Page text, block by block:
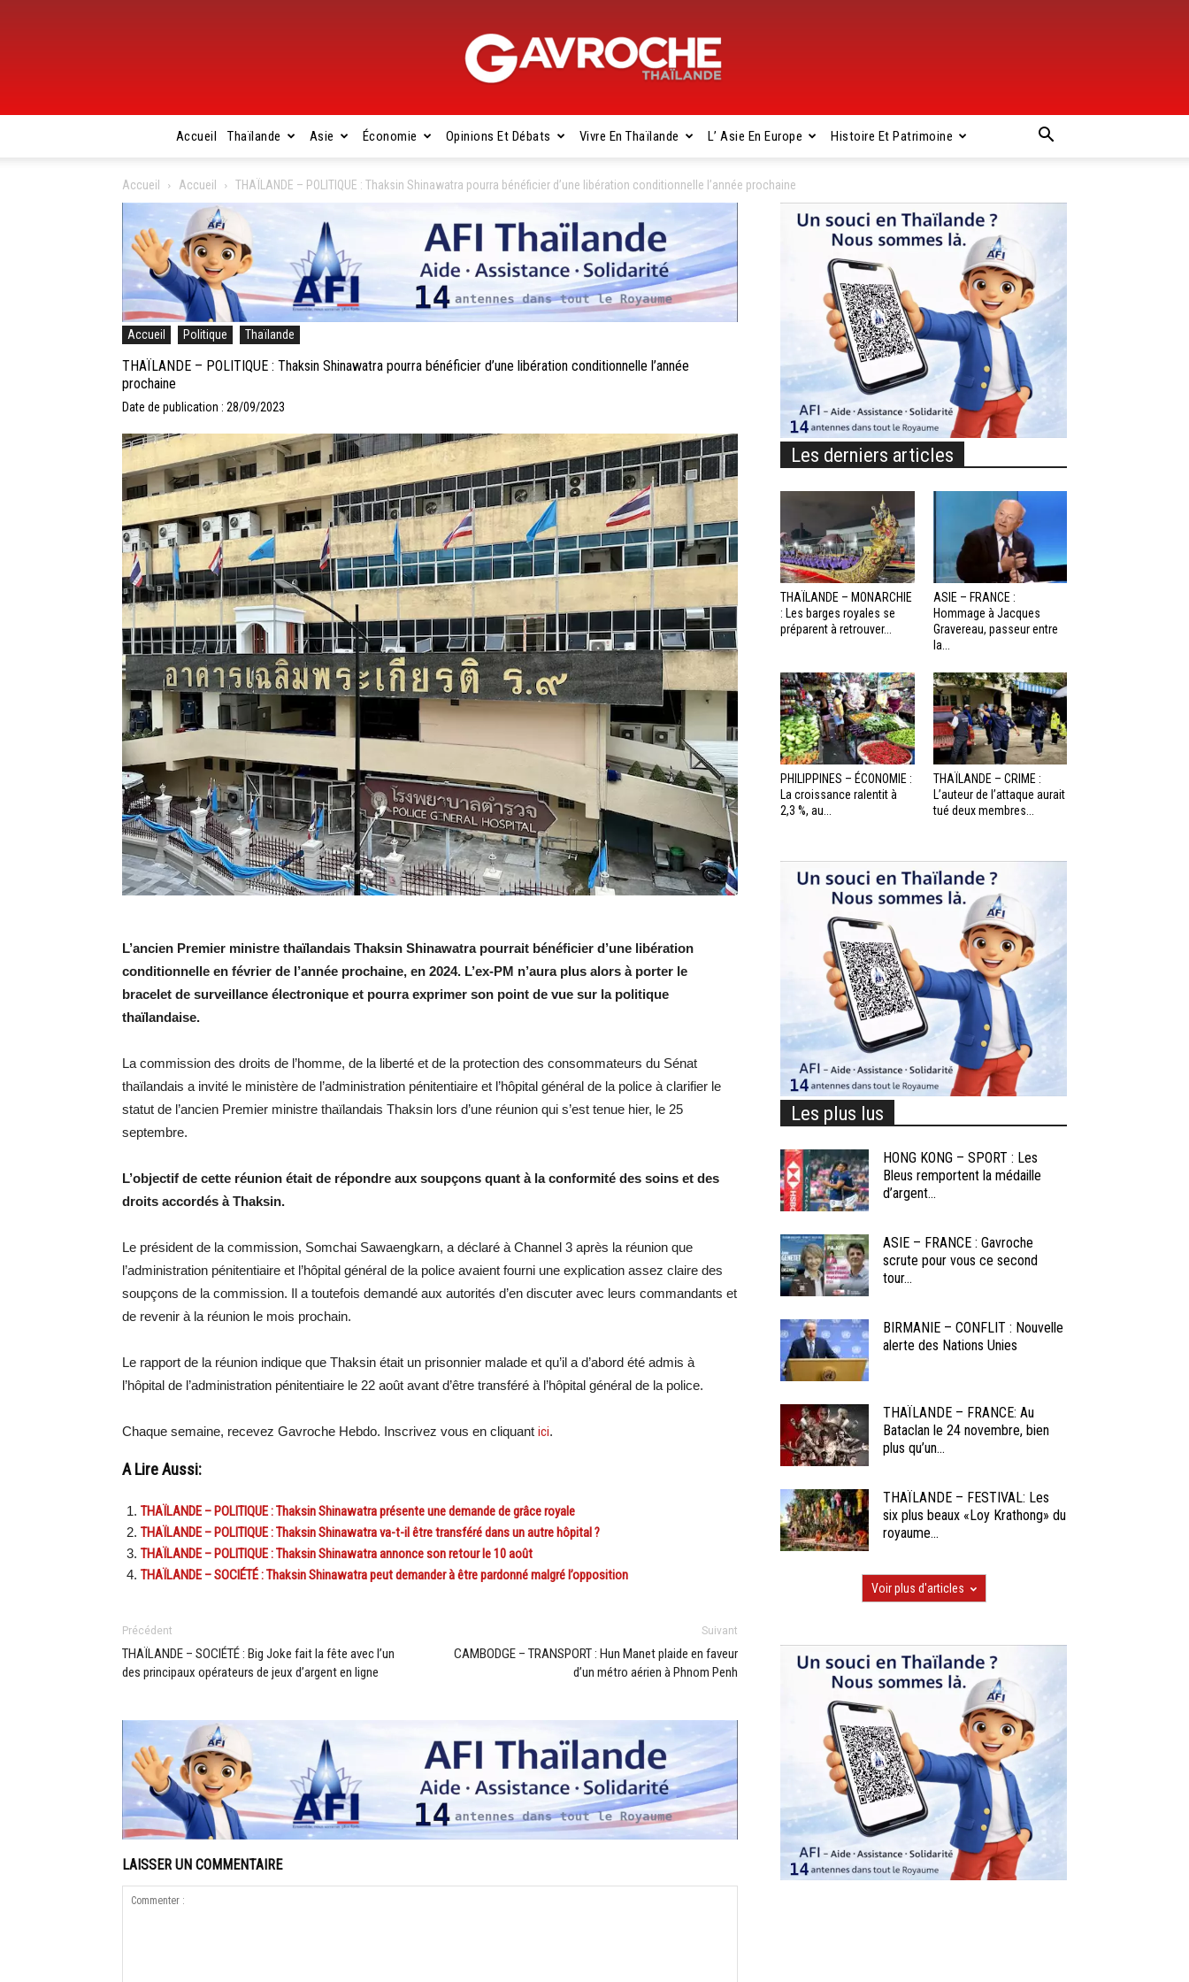
Gavroche
Thaïlande
Accueil Thaïlande Asie Économie Opinions Et Débats Vivre En Thaïlande L’ Asie En Europe Histoire Et Patrimoine
Accueil Accueil THAÏLANDE – POLITIQUE : Thaksin Shinawatra pourra bénéficier d’une libération conditionnelle l’année prochaine
Accueil Politique Thaïlande
THAÏLANDE – POLITIQUE : Thaksin Shinawatra pourra bénéficier d’une libération conditionnelle l’année
prochaine
Date de publication : 28/09/2023
L’ancien Premier ministre thaïlandais Thaksin Shinawatra pourrait bénéficier d’une libération
conditionnelle en février de l’année prochaine, en 2024. L’ex-PM n’aura plus alors à porter le
bracelet de surveillance électronique et pourra exprimer son point de vue sur la politique
thaïlandaise.
La commission des droits de l’homme, de la liberté et de la protection des consommateurs du Sénat
thaïlandais a invité le ministère de l’administration pénitentiaire et l’hôpital général de la police à clarifier le
statut de l’ancien Premier ministre thaïlandais Thaksin lors d’une réunion qui s’est tenue hier, le 25
septembre.
L’objectif de cette réunion était de répondre aux soupçons quant à la conformité des soins et des
droits accordés à Thaksin.
Le président de la commission, Somchai Sawaengkarn, a déclaré à Channel 3 après la réunion que
l’administration pénitentiaire et l’hôpital général de la police avaient fourni une explication assez claire des
soupçons de la commission. Il a toutefois demandé aux autorités d’en discuter avec leurs commandants et
de revenir à la réunion le mois prochain.
Le rapport de la réunion indique que Thaksin était un prisonnier malade et qu’il a d’abord été admis à
l’hôpital de l’administration pénitentiaire le 22 août avant d’être transféré à l’hôpital général de la police.
Chaque semaine, recevez Gavroche Hebdo. Inscrivez vous en cliquant ici.
A Lire Aussi:
THAÏLANDE – POLITIQUE : Thaksin Shinawatra présente une demande de grâce royale
THAÏLANDE – POLITIQUE : Thaksin Shinawatra va-t-il être transféré dans un autre hôpital ?
THAÏLANDE – POLITIQUE : Thaksin Shinawatra annonce son retour le 10 août
THAÏLANDE – SOCIÉTÉ : Thaksin Shinawatra peut demander à être pardonné malgré l’opposition
Précédent
THAÏLANDE – SOCIÉTÉ : Big Joke fait la fête avec l’un
des principaux opérateurs de jeux d’argent en ligne
Suivant
CAMBODGE – TRANSPORT : Hun Manet plaide en faveur
d’un métro aérien à Phnom Penh
LAISSER UN COMMENTAIRE
Les derniers articles
THAÏLANDE – MONARCHIE
: Les barges royales se
préparent à retrouver...
ASIE – FRANCE :
Hommage à Jacques
Gravereau, passeur entre
la...
PHILIPPINES – ÉCONOMIE :
La croissance ralentit à
2,3 %, au...
THAÏLANDE – CRIME :
L’auteur de l’attaque aurait
tué deux membres...
Les plus lus
HONG KONG – SPORT : Les
Bleus remportent la médaille
d’argent...
ASIE – FRANCE : Gavroche
scrute pour vous ce second
tour...
BIRMANIE – CONFLIT : Nouvelle
alerte des Nations Unies
THAÏLANDE – FRANCE: Au
Bataclan le 24 novembre, bien
plus qu’un...
THAÏLANDE – FESTIVAL: Les
six plus beaux «Loy Krathong» du
royaume...
Voir plus d'articles